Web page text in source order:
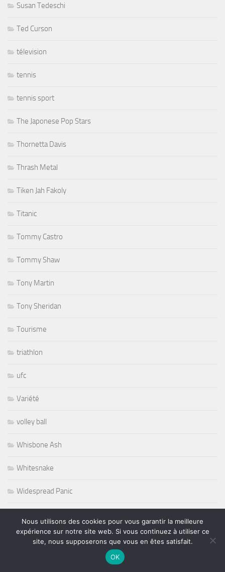
Susan Tedeschi
Ted Curson
télevision
tennis
tennis sport
The Japonese Pop Stars
Thornetta Davis
Thrash Metal
Tiken Jah Fakoly
Titanic
Tommy Castro
Tommy Shaw
Tony Martin
Tony Sheridan
Tourisme
triathlon
ufc
Variété
volley ball
Whisbone Ash
Whitesnake
Widespread Panic
Wursel
Nous utilisons des cookies pour vous garantir la meilleure
expérience sur notre site web. Si vous continuez à utiliser ce
site, nous supposerons que vous en êtes satisfait.
OK